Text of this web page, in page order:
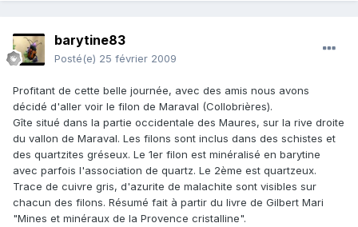
barytine83
Posté(e) 25 février 2009
Profitant de cette belle journée, avec des amis nous avons
décidé d'aller voir le filon de Maraval (Collobrières).
Gîte situé dans la partie occidentale des Maures, sur la rive droite
du vallon de Maraval. Les filons sont inclus dans des schistes et
des quartzites gréseux. Le 1er filon est minéralisé en barytine
avec parfois l'association de quartz. Le 2ème est quartzeux.
Trace de cuivre gris, d'azurite de malachite sont visibles sur
chacun des filons. Résumé fait à partir du livre de Gilbert Mari
"Mines et minéraux de la Provence cristalline".